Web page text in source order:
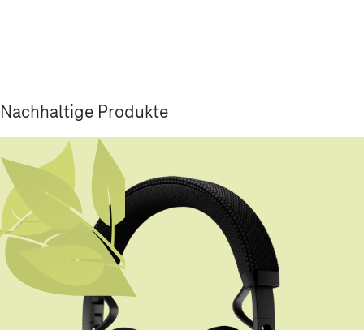
Nachhaltige Produkte